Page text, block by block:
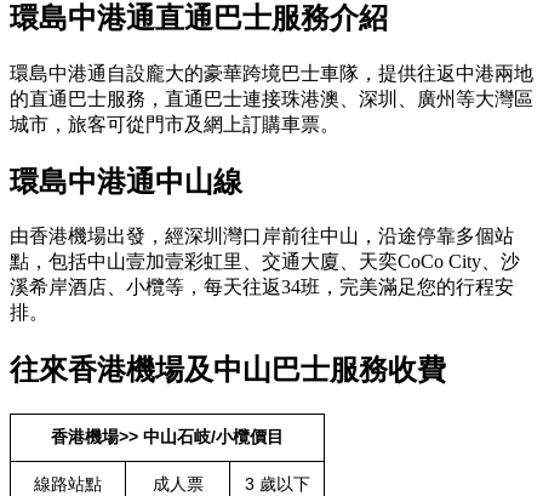
環島中港通直通巴士服務介紹
環島中港通自設龐大的豪華跨境巴士車隊，提供往返中港兩地
的直通巴士服務，直通巴士連接珠港澳、深圳、廣州等大灣區
城市，旅客可從門市及網上訂購車票。
環島中港通中山線
由香港機場出發，經深圳灣口岸前往中山，沿途停靠多個站
點，包括中山壹加壹彩虹里、交通大廈、天奕CoCo City、沙
溪希岸酒店、小欖等，每天往返34班，完美滿足您的行程安
排。
往來香港機場及中山巴士服務收費
香港機場>> 中山石岐/小欖價目
線路站點 成人票 3 歲以下